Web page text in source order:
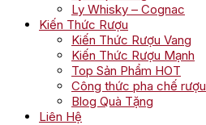
Ly Whisky – Cognac
Kiến Thức Rượu
Kiến Thức Rượu Vang
Kiến Thức Rượu Mạnh
Top Sản Phẩm HOT
Công thức pha chế rượu
Blog Quà Tặng
Liên Hệ